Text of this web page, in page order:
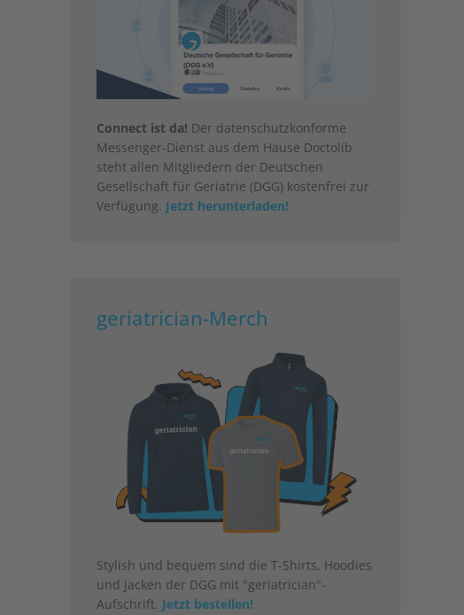
Connect ist da! Der datenschutzkonforme
Messenger-Dienst aus dem Hause Doctolib
steht allen Mitgliedern der Deutschen
Gesellschaft für Geriatrie (DGG) kostenfrei zur
Verfügung. Jetzt herunterladen!
geriatrician-Merch
Stylish und bequem sind die T-Shirts, Hoodies
und Jacken der DGG mit "geriatrician"-
Aufschrift. Jetzt bestellen!